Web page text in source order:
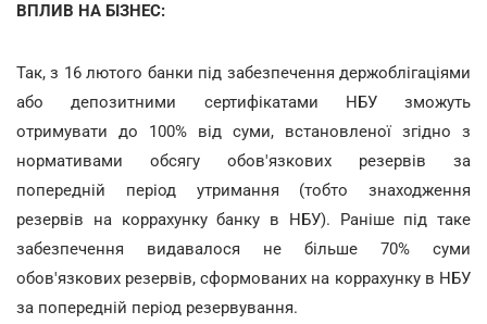
ВПЛИВ НА БІЗНЕС:
Так, з 16 лютого банки під забезпечення держоблігаціями
або депозитними сертифікатами НБУ зможуть
отримувати до 100% від суми, встановленої згідно з
нормативами обсягу обов'язкових резервів за
попередній період утримання (тобто знаходження
резервів на коррахунку банку в НБУ). Раніше під таке
забезпечення видавалося не більше 70% суми
обов'язкових резервів, сформованих на коррахунку в НБУ
за попередній період резервування.